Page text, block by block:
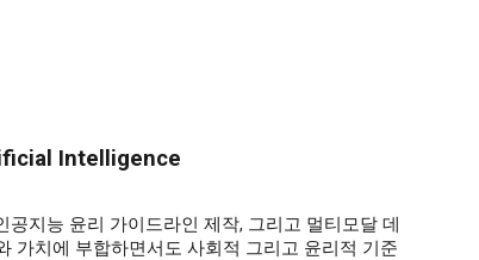
Intelligence
지능 윤리 가이드라인 제작, 그리고 멀티모달 데
가치에 부합하면서도 사회적 그리고 윤리적 기준